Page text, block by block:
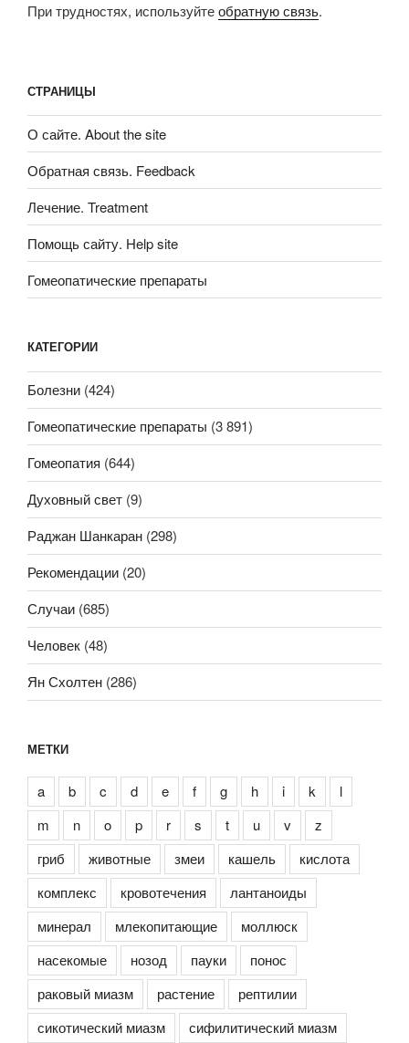
При трудностях, используйтеобратную связь.
СТРАНИЦЫ
О сайте. About the site
Обратная связь. Feedback
Лечение. Treatment
Помощь сайту. Help site
Гомеопатические препараты
КАТЕГОРИИ
Болезни (424)
Гомеопатические препараты (3 891)
Гомеопатия (644)
Духовный свет (9)
Раджан Шанкаран (298)
Рекомендации (20)
Случаи (685)
Человек (48)
Ян Схолтен (286)
МЕТКИ
a b c d e f g h i k
l
m
n o p r s t u v
z
гриб
животные змеи кашель
кислота
комплекс
кровотечения
лантаноиды
минерал
млекопитающие
моллюск
насекомые
нозод пауки
понос
раковый миазм
растение
рептилии
сикотический миазм
сифилитический миазм